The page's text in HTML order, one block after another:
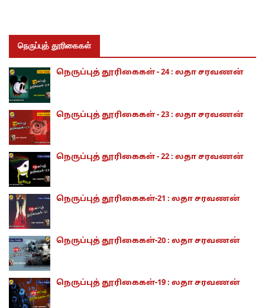
நெருப்புத் தூரிகைகள்
நெருப்புத் தூரிகைகள் - 24 : லதா சரவணன்
நெருப்புத் தூரிகைகள் - 23 : லதா சரவணன்
நெருப்புத் தூரிகைகள் - 22 : லதா சரவணன்
நெருப்புத் தூரிகைகள்-21 : லதா சரவணன்
நெருப்புத் தூரிகைகள்-20 : லதா சரவணன்
நெருப்புத் தூரிகைகள்-19 : லதா சரவணன்